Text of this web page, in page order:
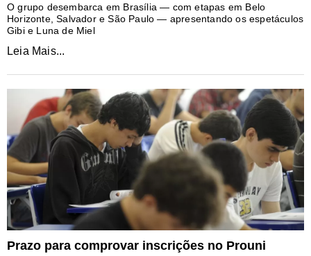
O grupo desembarca em Brasília — com etapas em Belo
Horizonte, Salvador e São Paulo — apresentando os espetáculos
Gibi e Luna de Miel
Leia Mais...
Prazo para comprovar inscrições no Prouni